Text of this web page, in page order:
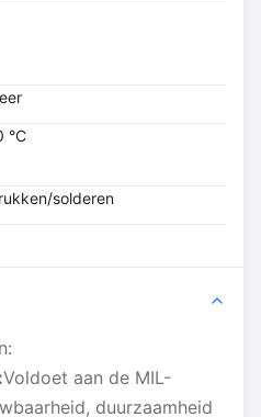
°C
solderen
Voldoet aan de MIL-
duurzaamheid